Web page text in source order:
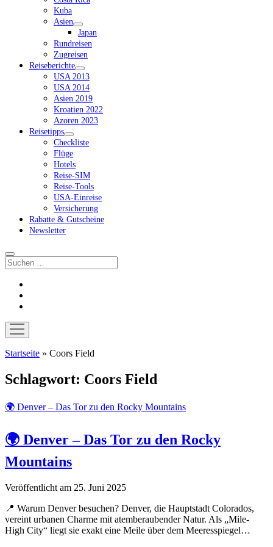
Kuba
Asien
Dropdown-
Menü
öffnen
Japan
Rundreisen
Zugreisen
Reiseberichte
Dropdown-
Menü
öffnen
USA 2013
USA 2014
Asien 2019
Kroatien 2022
Azoren 2023
Reisetipps
Dropdown-
Menü
öffnen
Checkliste
Flüge
Hotels
Reise-SIM
Reise-Tools
USA-Einreise
Versicherung
Rabatte & Gutscheine
Newsletter
Suchen
Menü
öffnen
Startseite » Coors Field
Schlagwort: Coors Field
🌍 Denver – Das Tor zu den Rocky Mountains
🌍 Denver – Das Tor zu den Rocky
Mountains
Veröffentlicht am 25. Juni 2025
📍 Warum Denver besuchen? Denver, die Hauptstadt Colorados,
vereint urbanen Charme mit atemberaubender Natur. Als „Mile-
High City“ liegt sie exakt eine Meile über dem Meeresspiegel…